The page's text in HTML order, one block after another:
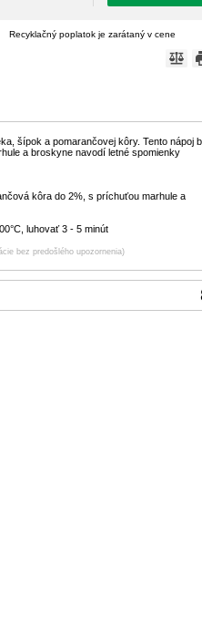
Recyklačný poplatok je zarátaný v cene
šípok a pomarančovej kôry. Tento nápoj
a broskyne navodí letné spomienky
kôra do 2%, s príchuťou marhule a
luhovať 3 - 5 minút
bez predošlého upozornenia)